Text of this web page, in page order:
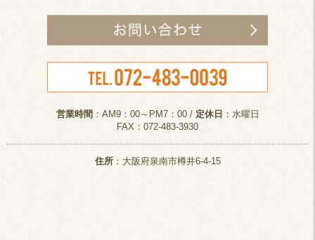
営業時間 ：AM9：00～PM7：00 / 定休日 ：水曜日
FAX：072-483-3930
住所：大阪府泉南市樽井6-4-15